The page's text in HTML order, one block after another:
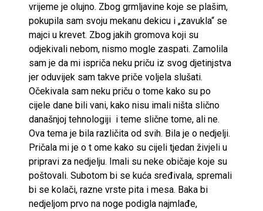
vrijeme je olujno. Zbog grmljavine koje se plašim,
pokupila sam svoju mekanu dekicu i „zavukla“ se
majci u krevet. Zbog jakih gromova koji su
odjekivali nebom, nismo mogle zaspati. Zamolila
sam je da mi ispriča neku priču iz svog djetinjstva
jer oduvijek sam takve priče voljela slušati.
Očekivala sam neku priču o tome kako su po
cijele dane bili vani, kako nisu imali ništa slično
današnjoj tehnologiji i teme slične tome, ali ne.
Ova tema je bila različita od svih. Bila je o nedjelji.
Pričala mi je o t ome kako su cijeli tjedan živjeli u
pripravi za nedjelju. Imali su neke običaje koje su
poštovali. Subotom bi se kuća sređivala, spremali
bi se kolači, razne vrste pita i mesa. Baka bi
nedjeljom prvo na noge podigla najmlađe,